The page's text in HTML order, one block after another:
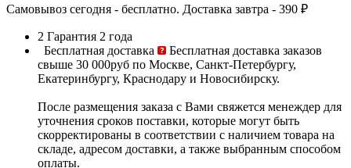
Самовывоз сегодня - бесплатно. Доставка завтра - 390 ₽
2 Гарантия 2 года
Бесплатная доставка
Бесплатная доставка заказов
свыше 30 000руб по Москве, Санкт-Петербургу,
Екатеринбургу, Краснодару и Новосибирску.
После размещения заказа с Вами свяжется менеждер для
уточнения сроков поставки, которые могут быть
скорректированы в соответствии с наличием товара на
складе, адресом доставки, а также выбранным способом
оплаты.